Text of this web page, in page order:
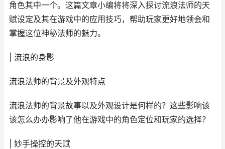
角色其中一个。这篇文章小编将将深入探讨流浪法师的天
赋设定及其在游戏中的应用技巧，帮助玩家更好地领会和
掌握这位神秘法师的魅力。
| 流浪的身影
流浪法师的背景及外观特点
流浪法师的背景故事以及外观设计是何样的？这些影响该
该怎么办办影响了他在游戏中的角色定位和玩家的选择？
| 妙手操控的天赋